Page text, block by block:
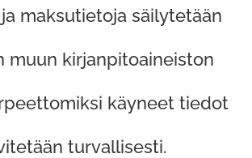
maksutietoja säilytetään
muun kirjanpitoaineiston
käyneet tiedot
turvallisesti.